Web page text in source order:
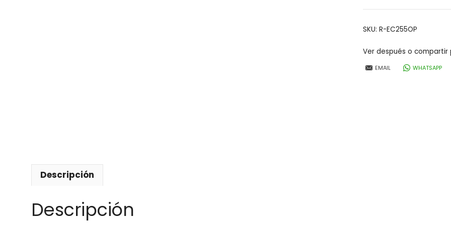
portátil
cantidad
SKU: R-EC255OP
Ver después o compartir
EMAIL WHATSAPP
Descripción
Descripción